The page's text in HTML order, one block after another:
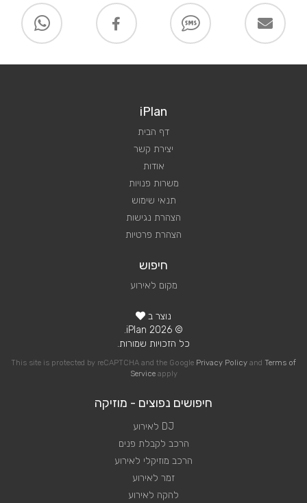
iPlan
דף הבית
יצירת קשר
אודות
משרות פנויות
תנאי שימוש
הצהרת נגישות
הצהרת פרטיות
חיפוש
מקום לאירוע
נוצר ב
© 2026 iPlan.
כל הזכויות שמורות.
This site is protected by reCAPTCHA and the Google Privacy Policy and Terms of
Serviceapply
חיפושים נפוצים - מוזיקה
DJ לאירוע
הרכב לקבלת פנים
הרכב מוזיקלי לאירוע
זמר לאירוע
להקה לאירוע